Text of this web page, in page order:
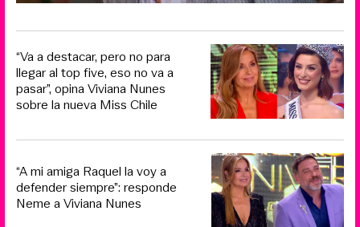
“Va a destacar, pero no para
llegar al top five, eso no va a
pasar”, opina Viviana Nunes
sobre la nueva Miss Chile
“A mi amiga Raquel la voy a
defender siempre”: responde
Neme a Viviana Nunes